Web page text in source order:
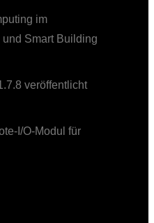
im
und Smart Building
veröffentlicht
I/O-Modul für